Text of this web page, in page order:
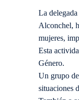
La
Alconchel,
mujeres,
Esta
Género.
Un grupo
situaciones